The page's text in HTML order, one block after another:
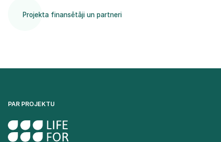
Projekta finansētāji un partneri
PAR PROJEKTU